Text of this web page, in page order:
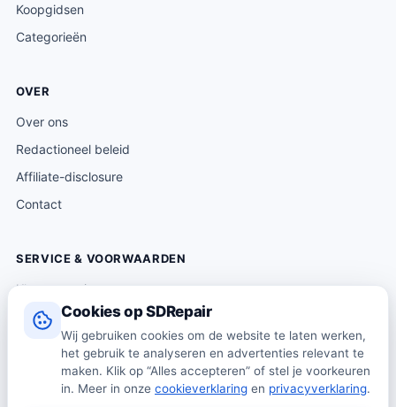
Cookies op SDRepair
Wij gebruiken cookies om de website te laten werken,
het gebruik te analyseren en advertenties relevant te
maken. Klik op “Alles accepteren” of stel je voorkeuren
in. Meer in onze cookieverklaring en privacyverklaring.
Koopgidsen
Categorieën
OVER
Over ons
Redactioneel beleid
Affiliate-disclosure
Contact
SERVICE & VOORWAARDEN
Klantenservice
Verzending & levering
Retourneren
Algemene voorwaarden